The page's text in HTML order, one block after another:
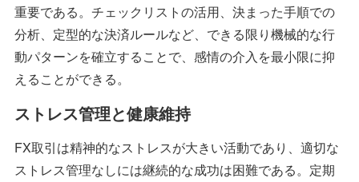
重要である。チェックリストの活用、決まった手順での
分析、定型的な決済ルールなど、できる限り機械的な行
動パターンを確立することで、感情の介入を最小限に抑
えることができる。
ストレス管理と健康維持
FX取引は精神的なストレスが大きい活動であり、適切な
ストレス管理なしには継続的な成功は困難である。定期